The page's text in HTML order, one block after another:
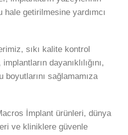
getirilmesine yardımcı
sıkı kalite kontrol
dayanıklılığını,
sağlamamıza
İmplant ürünleri, dünya
ve kliniklere güvenle